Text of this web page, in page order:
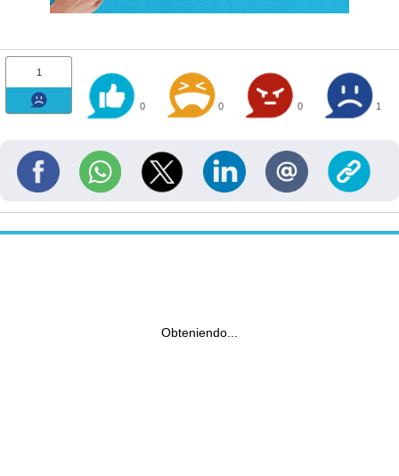
1
0 0 0 1
Obteniendo...